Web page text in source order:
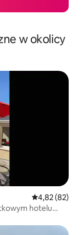
w okolicy
Średnia
4,82 (82)
hotelu